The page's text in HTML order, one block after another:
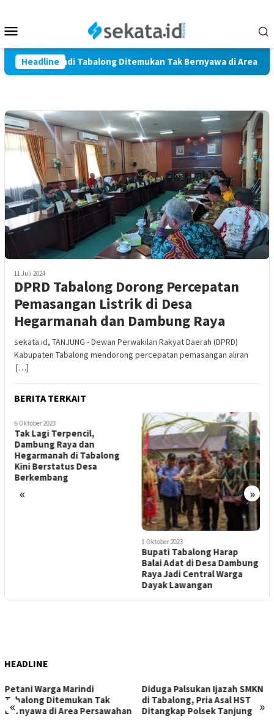
konten
Mobile
Headline
Marindi Tabalong Ditemukan Tak Bernyawa di Area
11 Juli 2024
DPRD Tabalong Dorong Percepatan
Pemasangan Listrik di Desa
Hegarmanah dan Dambung Raya
sekata.id, TANJUNG - Dewan Perwakilan Rakyat Daerah (DPRD)
Kabupaten Tabalong mendorong percepatan pemasangan aliran
[…]
BERITA TERKAIT
« »
6 Oktober 2023
Tak Lagi Terpencil,
Dambung Raya dan
Hegarmanah di Tabalong
Kini Berstatus Desa
Berkembang
1 Oktober 2023
Bupati Tabalong Harap
Balai Adat di Desa Dambung
Raya Jadi Central Warga
Dayak Lawangan
HEADLINE
« »
Petani Warga Marindi
Tabalong Ditemukan Tak
Bernyawa di Area Persawahan
Diduga Palsukan Ijazah SMKN
di Tabalong, Pria Asal HST
Ditangkap Polsek Tanjung